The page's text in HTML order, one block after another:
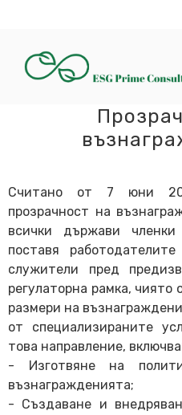
Считано от 7 юни
прозрачност на
всички държави
поставя
служители пред
регулаторна рамка, чиято
размери на
от специализираните
това направление,
- Изготвяне на
възнагражденията;
- Създаване и